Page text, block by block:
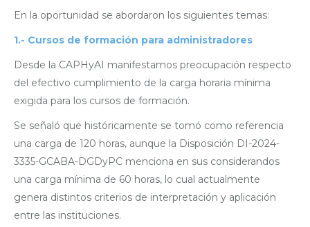
En la oportunidad se abordaron los siguientes temas:
1.- Cursos de formación para administradores
Desde la CAPHyAI manifestamos preocupación respecto
del efectivo cumplimiento de la carga horaria mínima
exigida para los cursos de formación.
Se señaló que históricamente se tomó como referencia
una carga de 120 horas, aunque la Disposición DI-2024-
3335-GCABA-DGDyPC menciona en sus considerandos
una carga mínima de 60 horas, lo cual actualmente
genera distintos criterios de interpretación y aplicación
entre las instituciones.